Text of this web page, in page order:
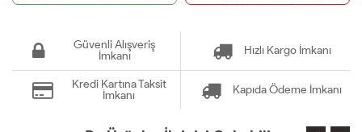
Güvenli Alışveriş
İmkanı
Hızlı Kargo İmkanı
Kredi Kartına Taksit
İmkanı
Kapıda Ödeme İmkanı